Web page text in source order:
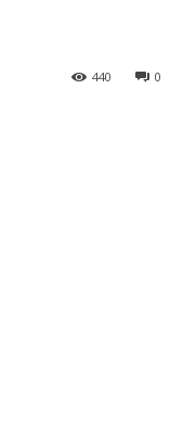
0
440